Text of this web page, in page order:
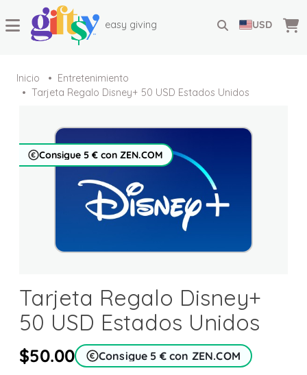
easy giving USD
Inicio
Entretenimiento
Tarjeta Regalo Disney+ 50 USD Estados Unidos
Consigue 5 € con ZEN.COM
Tarjeta Regalo Disney+
50 USD Estados Unidos
$50.00 Consigue 5 € con ZEN.COM